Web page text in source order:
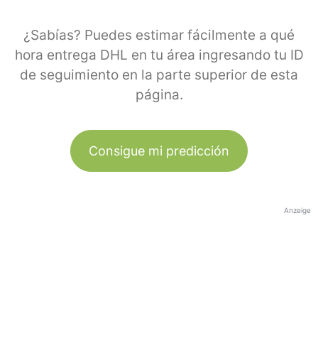
¿Sabías? Puedes estimar fácilmente a qué
hora entrega DHL en tu área ingresando tu ID
de seguimiento en la parte superior de esta
página.
Consigue mi predicción
Anzeige